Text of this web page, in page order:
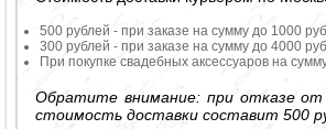
500 рублей - при заказе на сумму до 1000
300 рублей - при заказе на сумму до 4000
При покупке свадебных аксессуаров на
Обратите внимание: при отказе от
стоимость доставки составит 500